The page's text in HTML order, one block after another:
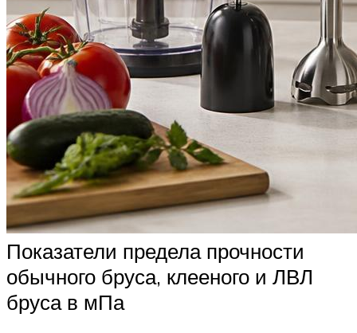
Показатели предела прочности
обычного бруса, клееного и ЛВЛ
бруса в мПа